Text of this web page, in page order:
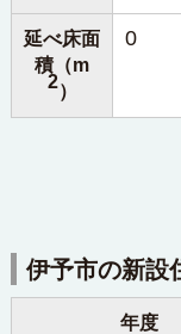
延べ床面
積（m
2）
0
伊予市の新設
年度